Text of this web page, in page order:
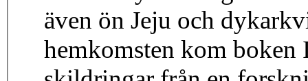
även ön Jeju och
hemkomsten kom